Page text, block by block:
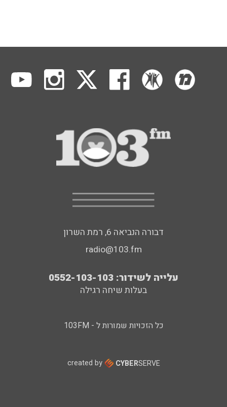
דבורה הנביאה 6, רמת השרון
radio@103.fm
עלייה לשידור: 0552-103-103
בעלות שיחה רגילה
כל הזכויות שמורות ל - 103FM
created by CYBERSERVE